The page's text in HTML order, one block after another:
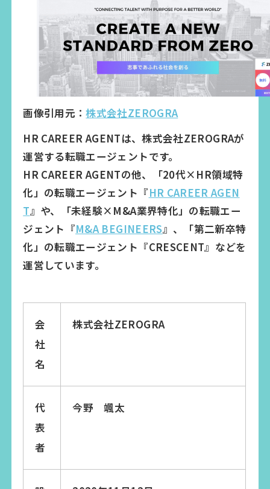
画像引用元：株式会社ZEROGRA
HR CAREER AGENTは、株式会社ZEROGRAが
運営する転職エージェントです。
HR CAREER AGENTの他、「20代×HR領域特
化」の転職エージェント『HR CAREER AGEN
T』や、「未経験×M&A業界特化」の転職エー
ジェント『M&A BEGINEERS』、「第二新卒特
化」の転職エージェント『CRESCENT』などを
運営しています。
会
社
名
株式会社ZEROGRA
代
表
者
今野 颯太